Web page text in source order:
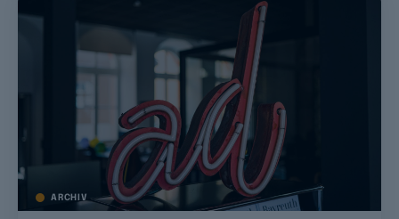
ARCHIV